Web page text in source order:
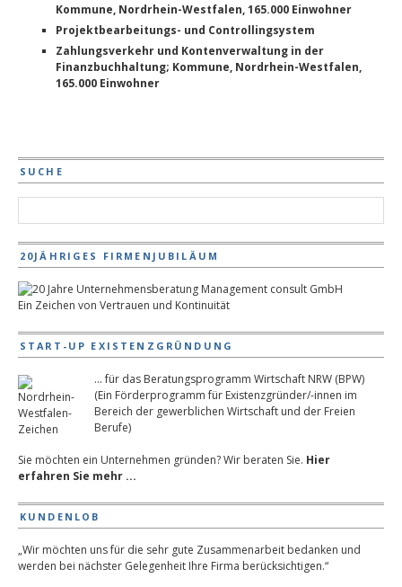
Kommune, Nordrhein-Westfalen, 165.000 Einwohner
Projektbearbeitungs- und Controllingsystem
Zahlungsverkehr und Kontenverwaltung in der
Finanzbuchhaltung; Kommune, Nordrhein-Westfalen,
165.000 Einwohner
SUCHE
20JÄHRIGES FIRMENJUBILÄUM
Ein Zeichen von Vertrauen und Kontinuität
START-UP EXISTENZGRÜNDUNG
... für das Beratungsprogramm Wirtschaft NRW (BPW)
(Ein Förderprogramm für Existenzgründer/-innen im
Bereich der gewerblichen Wirtschaft und der Freien
Berufe)
Sie möchten ein Unternehmen gründen? Wir beraten Sie. Hier
erfahren Sie mehr ...
KUNDENLOB
„Wir möchten uns für die sehr gute Zusammenarbeit bedanken und
werden bei nächster Gelegenheit Ihre Firma berücksichtigen.“